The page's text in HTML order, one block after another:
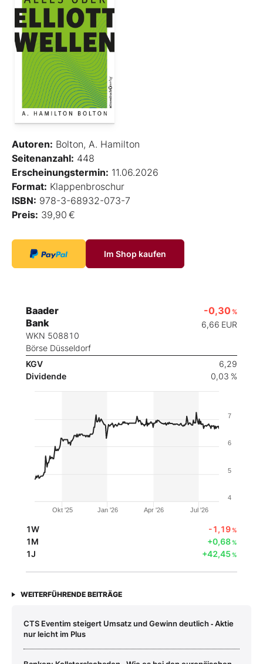
Autoren: Bolton, A. Hamilton
Seitenanzahl: 448
Erscheinungstermin: 11.06.2026
Format: Klappenbroschur
ISBN: 978-3-68932-073-7
Preis: 39,90 €
Im Shop kaufen
Baader
Bank
WKN 508810
Börse Düsseldorf
-0,30 %
6,66 EUR
KGV
6,29
Dividende
0,03 %
Okt '25 Jan '26 Apr '26 Jul '26
4
5
6
7
1W -1,19%
1M +0,68%
1J +42,45%
WEITERFÜHRENDE BEITRÄGE
CTS Eventim steigert Umsatz und Gewinn deutlich ‑ Aktie
nur leicht im Plus